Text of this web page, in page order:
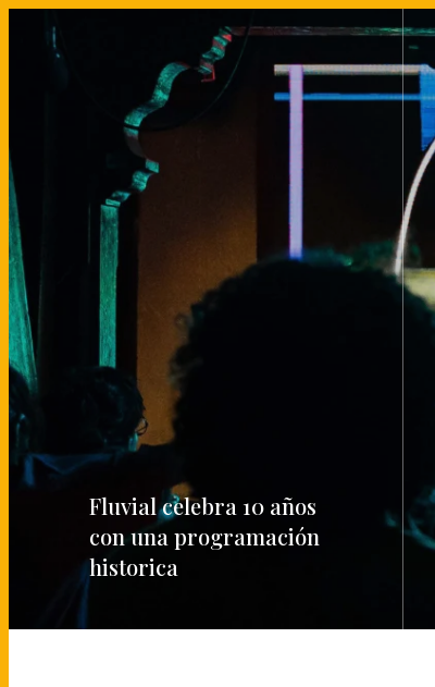
Fluvial celebra 10 años
con una programación
historica